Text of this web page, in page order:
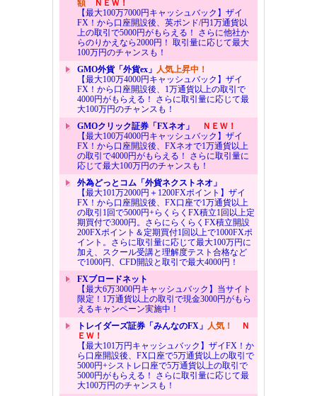
額 ＮＥＷ！
【最大100万7000円キャッシュバック】ザイ
FX！から口座開設後、英ポンド/円1万通貨以
上の取引で5000円がもらえる！ さらに他社か
らのりかえなら2000円！ 取引量に応じて最大
100万円のチャンスも！
GMO外貨「外貨ex」 人気上昇中！
【最大100万4000円キャッシュバック】ザイ
FX！から口座開設後、1万通貨以上の取引で
4000円がもらえる！ さらに取引量に応じて最
大100万円のチャンスも！
GMOクリック証券「FXネオ」
ＮＥＷ！
【最大100万4000円キャッシュバック】ザイ
FX！から口座開設後、FXネオで1万通貨以上
の取引で4000円がもらえる！ さらに取引量に
応じて最大100万円のチャンスも！
外為どっとコム「外貨ネクストネオ」
【最大101万2000円＋1200FXポイント】ザイ
FX！から口座開設後、FX口座で1万通貨以上
の取引1回で5000円+らくらくFX積立1回以上定
期買付で3000円。さらにらくらくFX積立開設
200FXポイント＆定期買付1回以上で1000FXポ
イント。さらに取引量に応じて最大100万円に
加え、スクール受講と理解度テスト合格など
で1000円、CFD開設と取引で最大4000円！
FXブロードネット
【最大6万3000円キャッシュバック】当サイト
限定！1万通貨以上の取引で現金3000円がもら
えるキャンペーン実施中！
トレイダーズ証券「みんなのFX」 人気！
Ｎ
ＥＷ！
【最大101万円キャッシュバック】ザイFX！か
ら口座開設後、FX口座で5万通貨以上の取引で
5000円+シストレ口座で5万通貨以上の取引で
5000円がもらえる！ さらに取引量に応じて最
大100万円のチャンスも！